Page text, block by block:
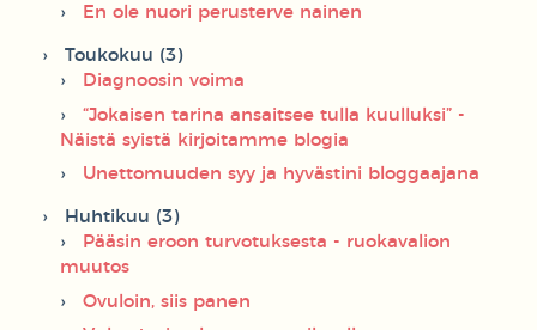
En ole nuori perusterve nainen
Toukokuu (3)
Diagnoosin voima
“Jokaisen tarina ansaitsee tulla kuulluksi” -
Näistä syistä kirjoitamme blogia
Unettomuuden syy ja hyvästini bloggaajana
Huhtikuu (3)
Pääsin eroon turvotuksesta - ruokavalion
muutos
Ovuloin, siis panen